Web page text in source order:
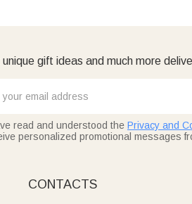
gift ideas and much more
read and understood the Privacy and
personalized promotional messages
CONTACTS